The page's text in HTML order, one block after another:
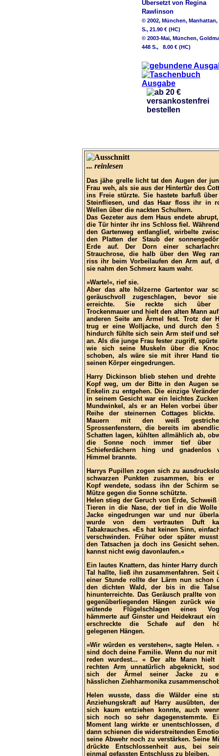
Übersetzt von Regina
Rawlinson
© 2002, München, Manhattan,
S., 21.90 € (HC)
© 2003-Mai, München,
448 S., 8.00 € (HC)
... reinlesen
Das jähe grelle licht tat den Augen der
Frau weh, als sie aus der Hintertür des
ins Freie stürzte. Sie hastete barfuß
Steinfliesen, und das Haar floss ihr in
Wellen über die nackten Schultern.
Das Gezeter aus dem Haus endete
die Tür hinter ihr ins Schloss fiel.
den Gartenweg entlanglief, wirbelte
den Platten der Staub der
Erde auf. Der Dorn einer
Strauchrose, die halb über den Weg
riss ihr beim Vorbeilaufen den Arm auf,
sie nahm den Schmerz kaum wahr.
»Warte!«, rief sie.
Aber das alte hölzerne Gartentor war
geräuschvoll zugeschlagen, bevor
erreichte. Sie reckte sich über
Trockenmauer und hielt den alten Mann
anderen Seite am Ärmel fest. Trotz der
trug er eine Wolljacke, und durch den
hindurch fühlte sich sein Arm steif und
an. Als die junge Frau fester zugriff, spürte
wie sich seine Muskeln über die
schoben, als wäre sie mit ihrer Hand
seinen Körper eingedrungen.
Harry Dickinson blieb stehen und drehte
Kopf weg, um der Bitte in den Augen
Enkelin zu entgehen. Die einzige
in seinem Gesicht war ein leichtes
Mundwinkel, als er an Helen vorbei
Reihe der steinernen Cottages blickte.
Mauern mit den weiß
Sprossenfenstern, die bereits im
Schatten lagen, kühlten allmählich ab,
die Sonne noch immer tief über
Schieferdächern hing und gnadenlos
Himmel brannte.
Harrys Pupillen zogen sich zu
schwarzen Punkten zusammen, bis er
Kopf wendete, sodass ihn der Schirm
Mütze gegen die Sonne schützte.
Helen stieg der Geruch von Erde, Schweiß
Tieren in die Nase, der tief in die Wolle
Jacke eingedrungen war und nur
wurde von dem vertrauten Duft
Tabakrauches. »Es hat keinen Sinn,
verschwinden. Früher oder später
den Tatsachen ja doch ins Gesicht
kannst nicht ewig davonlaufen.«
Ein lautes Knattern, das hinter Harry durch
Tal hallte, ließ ihn zusammenfahren. Seit
einer Stunde rollte der Lärm nun schon
den dichten Wald, der bis in die
hinunterreichte. Das Geräusch prallte von
gegenüberliegenden Hängen zurück wie
wütende Flügelschlagen eines
hämmerte auf Ginster und Heidekraut ein
erschreckte die Schafe auf den
gelegenen Hängen.
»Wir würden es verstehen«, sagte Helen.
sind doch deine Familie. Wenn du nur mit
reden wurdest... « Der alte Mann hielt
rechten Arm unnatürlich abgeknickt,
sich der Ärmel seiner Jacke zu
hässlichen Ziehharmonika
Helen wusste, dass die Wälder eine
Anziehungskraft auf Harry ausübten,
sich kaum entziehen konnte, auch
sich noch so sehr dagegenstemmte.
Moment lang wirkte er unentschlossen,
dann schienen die widerstreitenden
seine Abwehr noch zu verstärken. Seine
drückte Entschlossenheit aus, bei
einmal gefassten Entschluss zu bleiben.